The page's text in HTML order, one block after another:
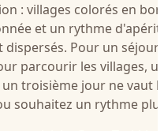
: villages colorés en
et un rythme
Pour un séjour
parcourir les villages,
troisième jour ne vaut
souhaitez un rythme